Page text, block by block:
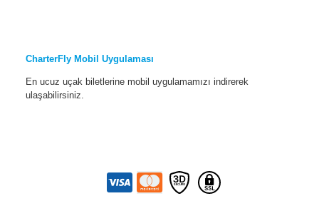
CharterFly Mobil Uygulaması
En ucuz uçak biletlerine mobil uygulamamızı indirerek
ulaşabilirsiniz.